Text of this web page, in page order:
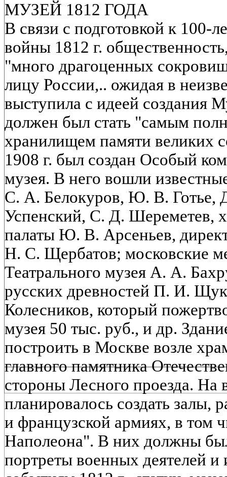
МУЗЕЙ 1812 ГОДА
В связи с подготовкой к 100-
войны 1812 г.
"много драгоценных
лицу России,.. ожидая в
выступила с идеей создания
должен был стать "самым
хранилищем памяти великих
1908 г. был создан Особый
музея. В него вошли
С. А. Белокуров, Ю. В. Готье,
Успенский, С. Д. Шереметев,
палаты Ю. В. Арсеньев,
Н. С. Щербатов; московские
Театрального музея А. А.
русских древностей П. И.
Колесников, который
музея 50 тыс. руб., и др.
построить в Москве возле
главного памятника
стороны Лесного проезда. На
планировалось создать залы,
и французской армиях, в том
Наполеона". В них должны
портреты военных деятелей